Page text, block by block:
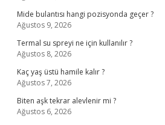
Mide bulantısı hangi pozisyonda geçer ?
Ağustos 9, 2026
Termal su spreyi ne için kullanılır ?
Ağustos 8, 2026
Kaç yaş üstü hamile kalır ?
Ağustos 7, 2026
Biten aşk tekrar alevlenir mi ?
Ağustos 6, 2026